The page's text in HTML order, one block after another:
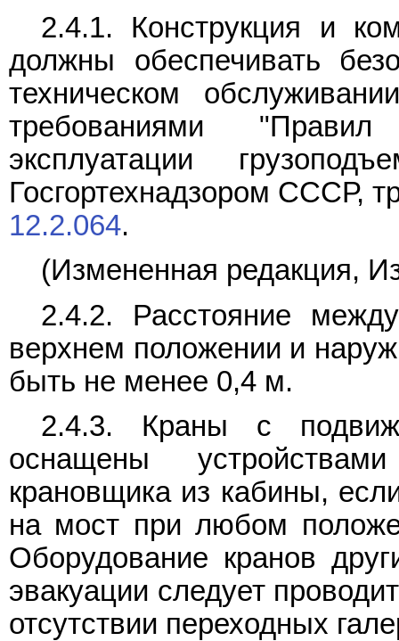
2.4.1. Конструкция и
должны обеспечивать
техническом
требованиями
эксплуатации
Госгортехнадзором СССР,
12.2.064.
(Измененная редакция,
2.4.2. Расстояние
верхнем положении и
быть не менее 0,4 м.
2.4.3. Краны с
оснащены
крановщика из кабины,
на мост при любом
Оборудование кранов
эвакуации следует
отсутствии переходных